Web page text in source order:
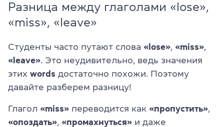
Разница между глаголами «lose»,
«miss», «leave»
Студенты часто путают слова «lose», «miss»,
«leave». Это неудивительно, ведь значения
этих words достаточно похожи. Поэтому
давайте разберем разницу!
Глагол «miss» переводится как «пропустить»,
«опоздать», «промахнуться» и даже